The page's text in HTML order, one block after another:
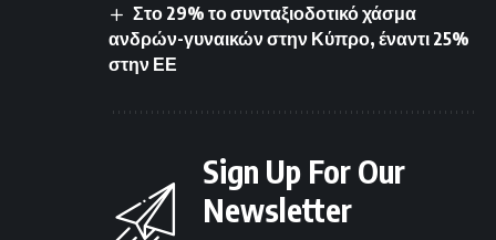
Στο 29% το συνταξιοδοτικό χάσμα
ανδρών-γυναικών στην Κύπρο, έναντι 25%
στην ΕΕ
Sign Up For Our
Newsletter